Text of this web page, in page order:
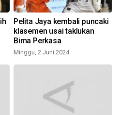
Pelita Jaya kembali puncaki
klasemen usai taklukan
Bima Perkasa
Minggu, 2 Juni 2024